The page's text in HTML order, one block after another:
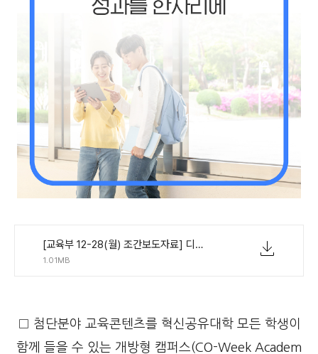
[교육부 12-28(월) 조간보도자료] 디지털 혁신공유대학 성과를 한자리에.pdf
1.01MB
□ 첨단분야 교육콘텐츠를 혁신공유대학 모든 학생이
함께 들을 수 있는 개방형 캠퍼스(CO-Week Academ